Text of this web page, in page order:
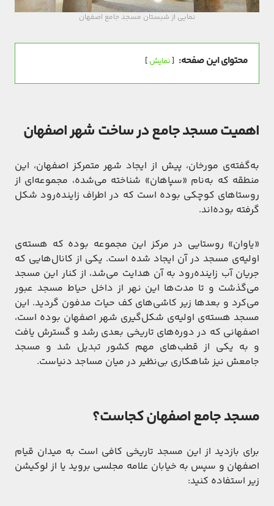
نمایی از شبستان مسجد جامع اصفهان
محتوای این صفحه: نمایش
اهمیت مسجد جامع در ساخت شهر اصفهان
به‌گفته‌ی مورخان، پیش از ایجاد شهر متمرکز اصفهان، این
منطقه که به‌نام «سپاهان» شناخته می‌شده، مجموعه‌ای از
روستاهای کوچکی بوده است که در اطراف زاینده‌رود شکل
گرفته بوده‌اند.
«یاوان» روستایی در مرکز این مجموعه بوده که هسته‌ی
اولیه‌ی مسجد در آن ایجاد شده است. یکی از کانال‌هایی که
جریان آب زاینده‌رود به آن هدایت می‌شد، از کنار این مسجد
می‌گذشت و تا مدت‌ها این نهر از داخل حیاط مسجد عبور
می‌کرد و بعدها زیر کاشی‌های کف حیات مدفون گردید. این
مسجد هسته‌ی اولیه‌ی شکل‌گیری شهر اصفهان بوده است،
اصفهانی که در دوره‌های تاریخی بعدی رشد و گسترش یافت
و به یکی از قطب‌های مهم کشور تبدیل شد و مسجد
جامعش نیز شاهکاری بی‌نظیر در میان مساجد دنیاست.
مسجد جامع اصفهان کجاست؟
برای بازدید از این مسجد تاریخی کافی است به میدان قیام
اصفهان و سپس به خیابان علامه مجلسی بروید یا از لوکیشن
زیر استفاده کنید: